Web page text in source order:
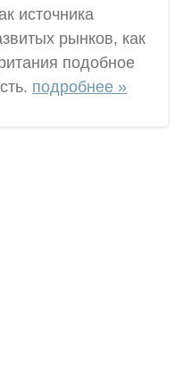
источника
рынков, как
подобное
подробнее »